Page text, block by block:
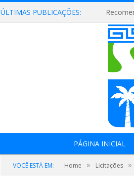
ÚLTIMAS PUBLICAÇÕES:
PÁGINA INICIAL
VOCÊ ESTÁ EM: Home » Licitações »